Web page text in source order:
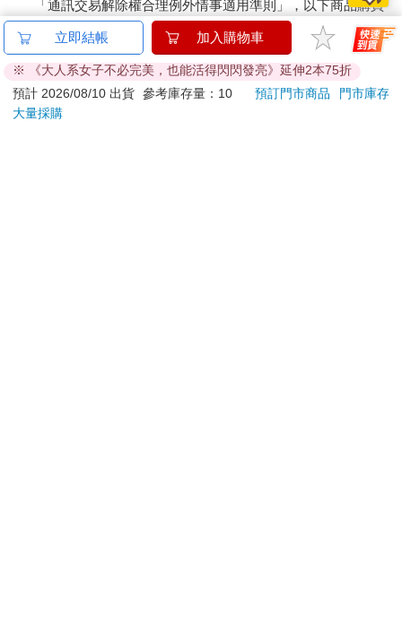
換句話說，比起已經破裂的友誼，他們傾向守護關係重修舊好的
A。透過這個實驗可以得知，大部分人在真心悔過並請求原諒時，
如果能獲得對方的寬恕，就會努力避免再犯下相同的過失。
在前文提及的以牙還牙實驗中，假如對方在過程中突然改變方
不計前嫌。反之，如果不原諒犯錯的對方呢？在阿納托爾．拉波
波特的電腦模擬實驗裡，採取持續報復的弗列德曼（Friedman）
「通訊交易解除權合理例外情事適用準則」，以下商品購買
後，除商品本身有瑕疵外，將不提供7天的猶豫期：
易於腐敗、保存期限較短或解約時即將逾期。（如：生
鮮食品）
依消費者要求所為之客製化給付。（客製化商品）
報紙、期刊或雜誌。（含MOOK、外文雜誌）
立即結帳 加入購物車
※ 《大人系女子不必完美，也能活得閃閃發亮》延伸2本75折
預計 2026/08/10 出貨 參考庫存量：10 預訂門市商品
門市庫存
大量採購